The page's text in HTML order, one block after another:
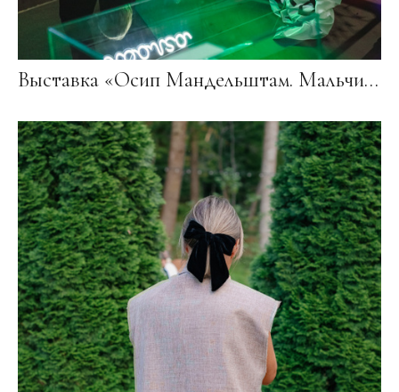
Выставка «Осип Мандельштам. Мальчишка-океан» 2020